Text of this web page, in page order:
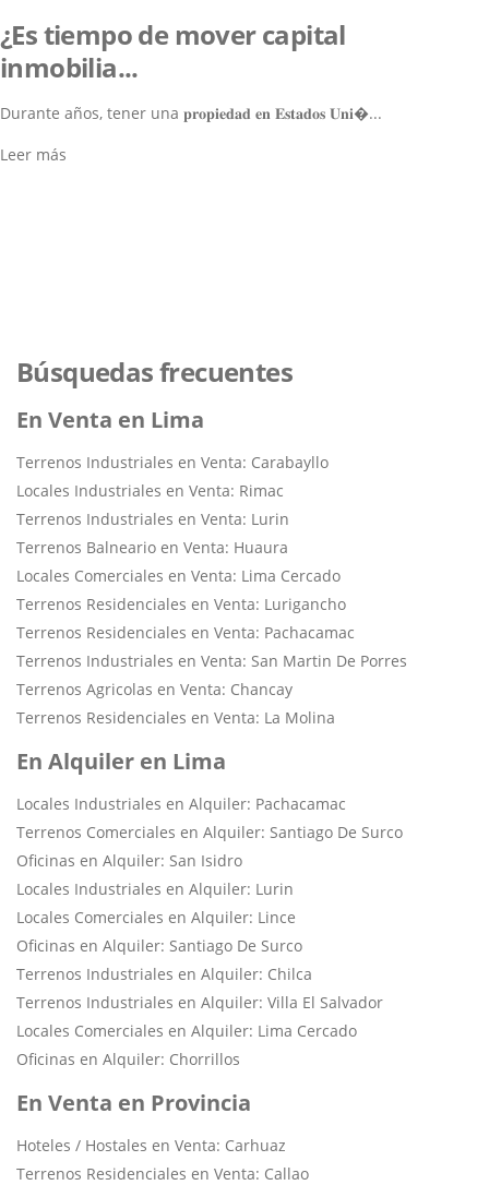
¿Es tiempo de mover capital
inmobilia...
Durante años, tener una 𝐩𝐫𝐨𝐩𝐢𝐞𝐝𝐚𝐝 𝐞𝐧 𝐄𝐬𝐭𝐚𝐝𝐨𝐬 𝐔𝐧𝐢�...
Leer más
Búsquedas frecuentes
En Venta en Lima
Terrenos Industriales en Venta: Carabayllo
Locales Industriales en Venta: Rimac
Terrenos Industriales en Venta: Lurin
Terrenos Balneario en Venta: Huaura
Locales Comerciales en Venta: Lima Cercado
Terrenos Residenciales en Venta: Lurigancho
Terrenos Residenciales en Venta: Pachacamac
Terrenos Industriales en Venta: San Martin De Porres
Terrenos Agricolas en Venta: Chancay
Terrenos Residenciales en Venta: La Molina
En Alquiler en Lima
Locales Industriales en Alquiler: Pachacamac
Terrenos Comerciales en Alquiler: Santiago De Surco
Oficinas en Alquiler: San Isidro
Locales Industriales en Alquiler: Lurin
Locales Comerciales en Alquiler: Lince
Oficinas en Alquiler: Santiago De Surco
Terrenos Industriales en Alquiler: Chilca
Terrenos Industriales en Alquiler: Villa El Salvador
Locales Comerciales en Alquiler: Lima Cercado
Oficinas en Alquiler: Chorrillos
En Venta en Provincia
Hoteles / Hostales en Venta: Carhuaz
Terrenos Residenciales en Venta: Callao